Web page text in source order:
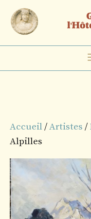
Aller
contenu
Accueil/Artistes /
Alpilles